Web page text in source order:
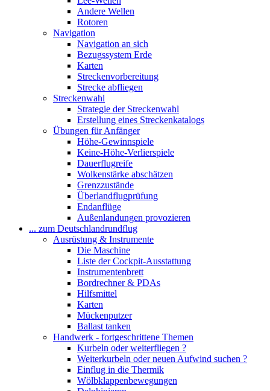
Andere Wellen
Rotoren
Navigation
Navigation an sich
Bezugssystem Erde
Karten
Streckenvorbereitung
Strecke abfliegen
Streckenwahl
Strategie der Streckenwahl
Erstellung eines Streckenkatalogs
Übungen für Anfänger
Höhe-Gewinnspiele
Keine-Höhe-Verlierspiele
Dauerflugreife
Wolkenstärke abschätzen
Grenzzustände
Überlandflugprüfung
Endanflüge
Außenlandungen provozieren
... zum Deutschlandrundflug
Ausrüstung & Instrumente
Die Maschine
Liste der Cockpit-Ausstattung
Instrumentenbrett
Bordrechner & PDAs
Hilfsmittel
Karten
Mückenputzer
Ballast tanken
Handwerk - fortgeschrittene Themen
Kurbeln oder weiterfliegen ?
Weiterkurbeln oder neuen Aufwind suchen ?
Einflug in die Thermik
Wölbklappenbewegungen